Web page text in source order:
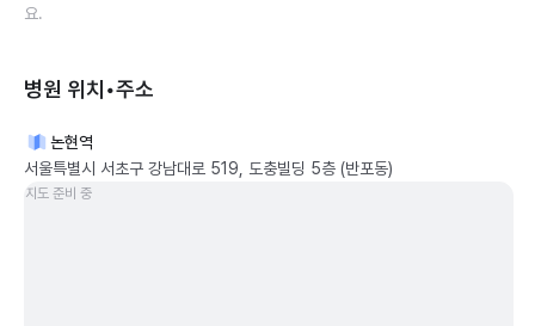
요.
병원 위치•주소
논현역
서울특별시 서초구 강남대로 519, 도충빌딩 5층 (반포동)
지도 준비 중